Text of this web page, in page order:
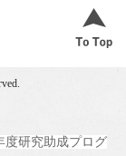
度研究助成プログ